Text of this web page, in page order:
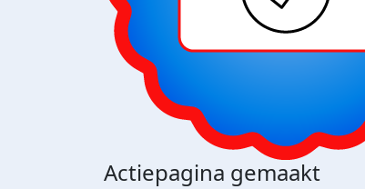
Actiepagina gemaakt